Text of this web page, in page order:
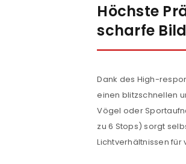
ANMELDEN
Passwort*
Höchste
scharfe
Dank des High-
einen blitzschnellen
Vögel oder
zu 6 Stops) sorgt
Lichtverhältnissen